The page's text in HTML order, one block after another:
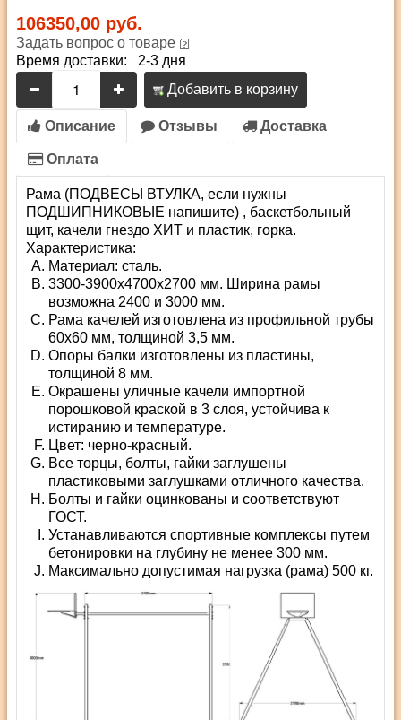
106350,00 руб.
Задать вопрос о товаре
Время доставки: 2-3 дня
Добавить в корзину
Описание Отзывы Доставка
Оплата
Рама (ПОДВЕСЫ ВТУЛКА, если нужны
ПОДШИПНИКОВЫЕ напишите) , баскетбольный
щит, качели гнездо ХИТ и пластик, горка.
Характеристика:
Материал: сталь.
3300-3900x4700x2700 мм. Ширина рамы
возможна 2400 и 3000 мм.
Рама качелей изготовлена из профильной трубы
60х60 мм, толщиной 3,5 мм.
Опоры балки изготовлены из пластины,
толщиной 8 мм.
Окрашены уличные качели импортной
порошковой краской в 3 слоя, устойчива к
истиранию и температуре.
Цвет: черно-красный.
Все торцы, болты, гайки заглушены
пластиковыми заглушками отличного качества.
Болты и гайки оцинкованы и соответствуют
ГОСТ.
Устанавливаются спортивные комплексы путем
бетонировки на глубину не менее 300 мм.
Максимально допустимая нагрузка (рама) 500 кг.